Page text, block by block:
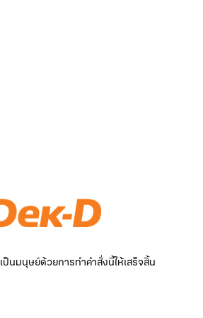
นมนุษย์ด้วยการทำคำสั่งนี้ให้เสร็จสิ้น